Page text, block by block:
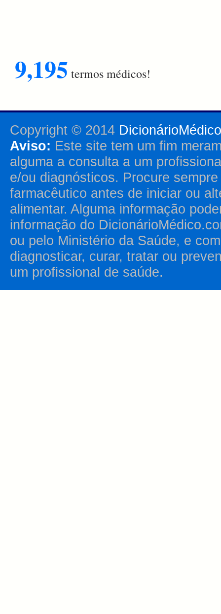
9,195 termos médicos!
Copyright © 2014
Aviso: Este site tem um fim
alguma a consulta a um
e/ou diagnósticos. Procure
farmacêutico antes de iniciar ou
alimentar. Alguma informação
informação do
ou pelo Ministério da Saúde, e
diagnosticar, curar, tratar ou
um profissional de saúde.